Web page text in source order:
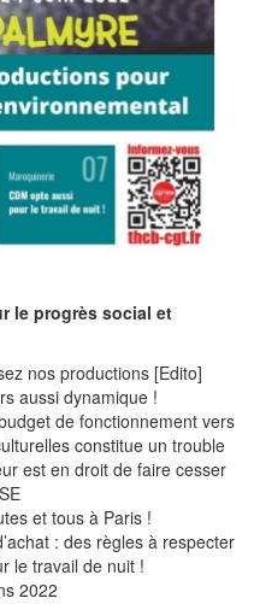
le progrès social et
nos productions [Edito]
aussi dynamique !
de fonctionnement vers
constitue un trouble
est en droit de faire cesser
et tous à Paris !
: des règles à respecter
le travail de nuit !
2022